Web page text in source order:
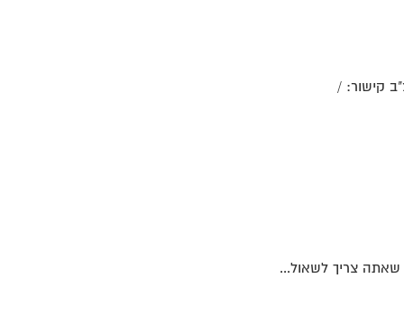
קישור: /